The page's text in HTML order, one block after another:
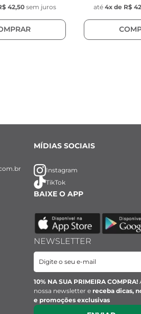
42,50 sem juros até 4x de R$
MÍDIAS SOCIAIS
Instagram
TikTok
BAIXE O APP
NEWSLETTER
10% NA SUA PRIMEIRA COMPRA!
nossa newsletter e receba dicas,
e promoções exclusivas